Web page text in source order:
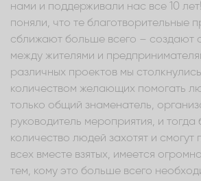
нами и поддерживали нас все 10
поняли, что те благотворительные
сближают больше всего – создают
между жителями и
различных проектов мы
количеством желающих помогать
только общий знаменатель,
руководитель мероприятия, и
количество людей захотят и смогут
всех вместе взятых, имеется
тем, кому это больше всего